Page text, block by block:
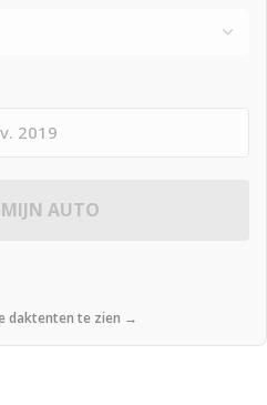
MIJN AUTO
daktenten te zien →